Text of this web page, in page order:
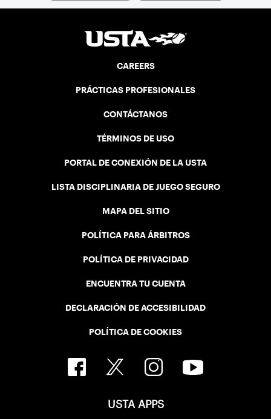
CAREERS
PRÁCTICAS PROFESIONALES
CONTÁCTANOS
TÉRMINOS DE USO
PORTAL DE CONEXIÓN DE LA USTA
LISTA DISCIPLINARIA DE JUEGO SEGURO
MAPA DEL SITIO
POLÍTICA PARA ÁRBITROS
POLÍTICA DE PRIVACIDAD
ENCUENTRA TU CUENTA
DECLARACIÓN DE ACCESIBILIDAD
POLÍTICA DE COOKIES
USTA APPS